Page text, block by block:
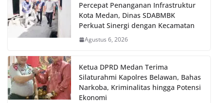
Percepat Penanganan Infrastruktur
Kota Medan, Dinas SDABMBK
Perkuat Sinergi dengan Kecamatan
Agustus 6, 2026
Ketua DPRD Medan Terima
Silaturahmi Kapolres Belawan, Bahas
Narkoba, Kriminalitas hingga Potensi
Ekonomi